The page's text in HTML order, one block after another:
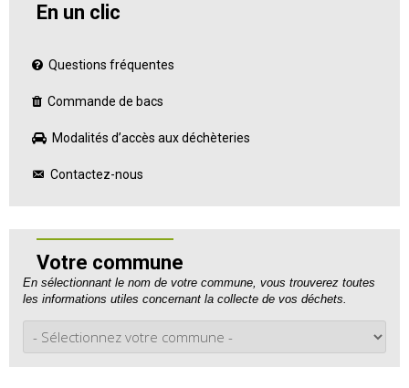
En un clic
Questions fréquentes
Commande de bacs
Modalités d’accès aux déchèteries
Contactez-nous
Votre commune
En sélectionnant le nom de votre commune, vous trouverez toutes
les informations utiles concernant la collecte de vos déchets.